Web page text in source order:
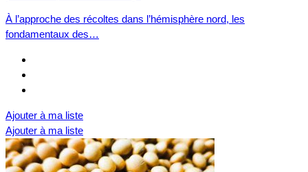
À l’approche des récoltes dans l’hémisphère nord, les
fondamentaux des…
Ajouter à ma liste
Ajouter à ma liste